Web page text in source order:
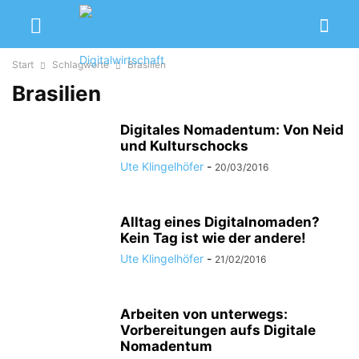
Start Schlagworte Brasilien
Brasilien
Digitales Nomadentum: Von Neid
und Kulturschocks
Ute Klingelhöfer - 20/03/2016
Alltag eines Digitalnomaden?
Kein Tag ist wie der andere!
Ute Klingelhöfer - 21/02/2016
Arbeiten von unterwegs:
Vorbereitungen aufs Digitale
Nomadentum